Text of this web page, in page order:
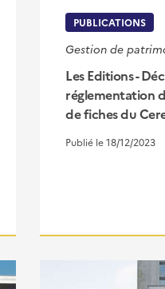
PUBLICATIONS
Gestion de
Les Editions -
réglementation
de fiches du
Publié le 18/12/2023